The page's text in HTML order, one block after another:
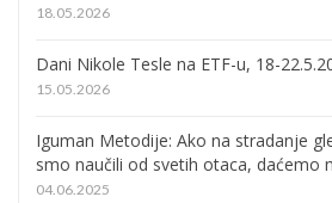
18.05.2026
Dani Nikole Tesle na ETF-u, 18-
15.05.2026
Iguman Metodije: Ako na stradanje
smo naučili od svetih otaca, daćemo
04.06.2025